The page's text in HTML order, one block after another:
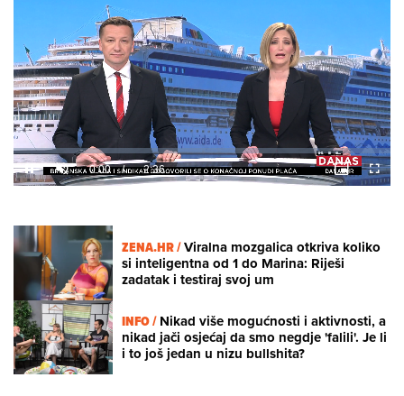
Unmute /
Loaded:
9.01%
ZENA.HR /Viralna mozgalica otkriva koliko
si inteligentna od 1 do Marina: Riješi
zadatak i testiraj svoj um
INFO /Nikad više mogućnosti i aktivnosti, a
nikad jači osjećaj da smo negdje 'falili'. Je li
i to još jedan u nizu bullshita?